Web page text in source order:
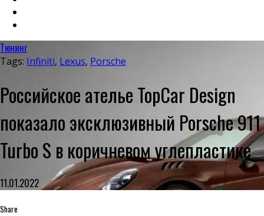
Тюнинг
Tags: Infiniti, Lexus, Porsche
Российское ателье TopCar Design
показало эксклюзивный Porsche 911
Turbo S в коричневом углепластике
11.01.2022
Share